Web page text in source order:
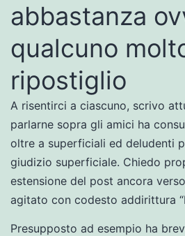
abbastanza
qualcuno
ripostiglio
A risentirci a ciascuno, scrivo
parlarne sopra gli amici ha
oltre a superficiali ed deludenti
giudizio superficiale. Chiedo
estensione del post ancora
agitato con codesto addirittura
Presupposto ad esempio ha